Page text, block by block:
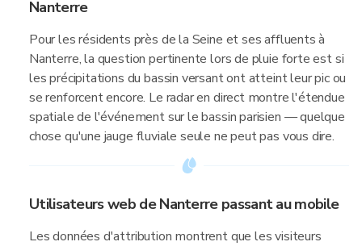
Nanterre
Pour les résidents près de la Seine et ses affluents à
Nanterre, la question pertinente lors de pluie forte est si
les précipitations du bassin versant ont atteint leur pic ou
se renforcent encore. Le radar en direct montre l'étendue
spatiale de l'événement sur le bassin parisien — quelque
chose qu'une jauge fluviale seule ne peut pas vous dire.
Utilisateurs web de Nanterre passant au mobile
Les données d'attribution montrent que les visiteurs